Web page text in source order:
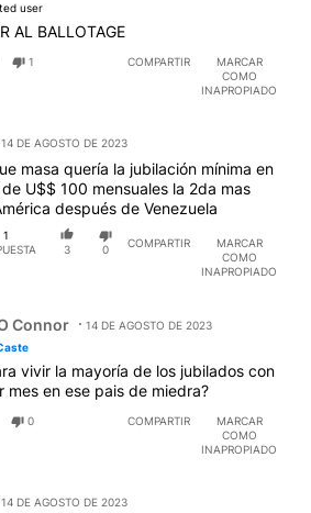
user
AL BALLOTAGE
1 COMPARTIR
MARCAR
COMO
INAPROPIADO
Caste.
14 DE AGOSTO DE 2023
masa quería la jubilación mínima en
U$$ 100 mensuales la 2da mas
después de Venezuela
1
3 0
COMPARTIR
MARCAR
COMO
INAPROPIADO
Connor
14 DE AGOSTO DE 2023
vivir la mayoría de los jubilados con
mes en ese pais de miedra?
0 COMPARTIR
MARCAR
COMO
INAPROPIADO
14 DE AGOSTO DE 2023